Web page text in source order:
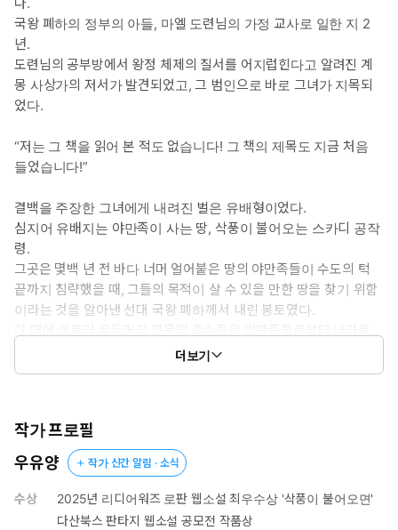
다.
국왕 폐하의 정부의 아들, 마엘 도련님의 가정 교사로 일한 지 2
년.
도련님의 공부방에서 왕정 체제의 질서를 어지럽힌다고 알려진 계
몽 사상가의 저서가 발견되었고, 그 범인으로 바로 그녀가 지목되
었다.
“저는 그 책을 읽어 본 적도 없습니다! 그 책의 제목도 지금 처음
들었습니다!”
결백을 주장한 그녀에게 내려진 벌은 유배형이었다.
심지어 유배지는 야만족이 사는 땅, 삭풍이 불어오는 스카디 공작
령.
그곳은 몇백 년 전 바다 너머 얼어붙은 땅의 야만족들이 수도의 턱
끝까지 침략했을 때, 그들의 목적이 살 수 있을 만한 땅을 찾기 위함
이라는 것을 알아낸 선대 국왕 폐하께서 내린 봉토였다.
지킨 공적을 인정받아 공작이 되었다.
몸을 혹사하며 도착한 이후의 일은 아무것도 기억하지 못했다.
그녀가 기억하는 것은 그저 온몸이 불타는 동시에 얼음처럼 차디차
지기를 수없이 반복했다는 것뿐이었다.
‘나마저 이렇게 되다니, 충격을 받은 어머니께서 쇠약해지시면 어쩌
더보기
작가 프로필
우유양
작가 신간 알림 · 소식
수상
2025년 리디어워즈 로판 웹소설 최우수상 '삭풍이 불어오면'
다산북스 판타지 웹소설 공모전 작품상